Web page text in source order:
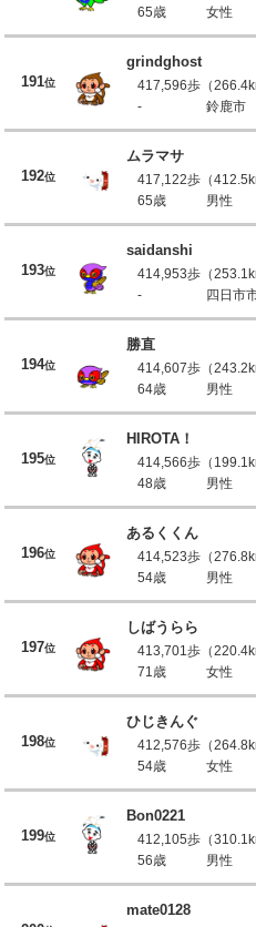
65歳
女性
191位
grindghost
417,596歩（
-
鈴鹿市
192位
ムラマサ
417,122歩（
65歳
男性
193位
saidanshi
414,953歩（
-
四日市
194位
勝直
414,607歩（
64歳
男性
195位
HIROTA！
414,566歩（
48歳
男性
196位
あるくくん
414,523歩（
54歳
男性
197位
しばうらら
413,701歩（
71歳
女性
198位
ひじきんぐ
412,576歩（
54歳
女性
199位
Bon0221
412,105歩（
56歳
男性
mate0128